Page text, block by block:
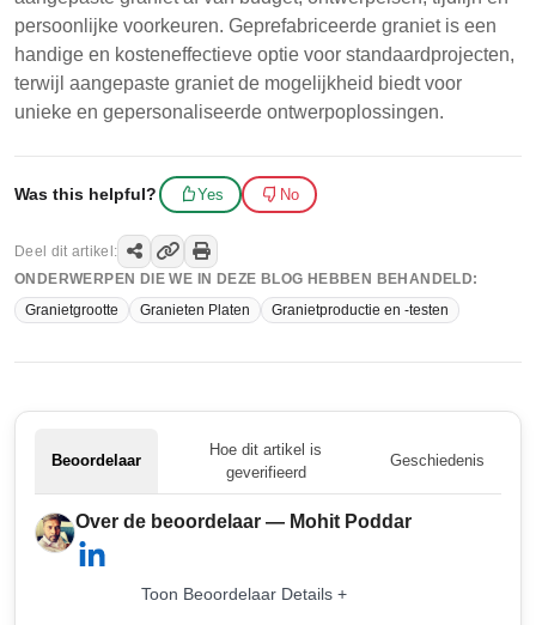
persoonlijke voorkeuren. Geprefabriceerde graniet is een
handige en kosteneffectieve optie voor standaardprojecten,
terwijl aangepaste graniet de mogelijkheid biedt voor
unieke en gepersonaliseerde ontwerpoplossingen.
Was this helpful? Yes No
Deel dit artikel:
ONDERWERPEN DIE WE IN DEZE BLOG HEBBEN BEHANDELD:
Granietgrootte
Granieten Platen Granietproductie en -testen
Beoordelaar
Hoe dit artikel is
geverifieerd
Geschiedenis
Over de beoordelaar — Mohit Poddar
Toon Beoordelaar Details +